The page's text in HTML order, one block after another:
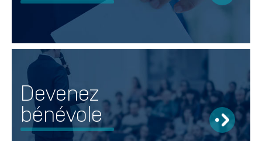
Devenez
bénévole